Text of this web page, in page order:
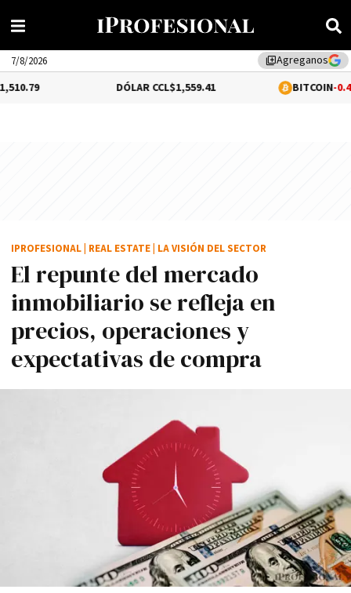
library_addAgreganos
7/8/2026
$1,559.41 -0.44%
El repunte del mercado
inmobiliario se refleja en
precios, operaciones y
expectativas de compra
IPROFESIONAL REAL ESTATE LA VISIÓN DEL SECTOR